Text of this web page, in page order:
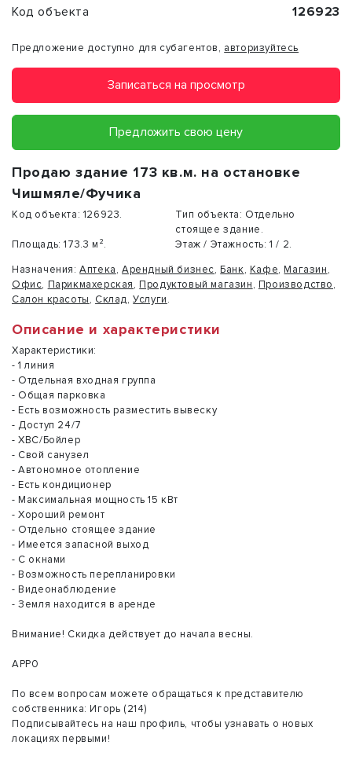
Код объекта 126923
Предложение доступно для субагентов, авторизуйтесь
Записаться на просмотр
Предложить свою цену
Продаю здание 173 кв.м. на остановке
Чишмяле/Фучика
Код объекта: 126923. Тип объекта: Отдельно
стоящее здание.
Площадь: 173.3 м². Этаж / Этажность: 1 / 2.
Назначения: Аптека,Арендный бизнес, Банк, Кафе, Магазин,
Офис, Парикмахерская, Продуктовый магазин, Производство,
Салон красоты, Склад,Услуги.
Описание и характеристики
Характеристики:
- 1 линия
- Отдельная входная группа
- Общая парковка
- Есть возможность разместить вывеску
- Доступ 24/7
- ХВС/Бойлер
- Свой санузел
- Автономное отопление
- Есть кондиционер
- Максимальная мощность 15 кВт
- Хороший ремонт
- Отдельно стоящее здание
- Имеется запасной выход
- С окнами
- Возможность перепланировки
- Видеонаблюдение
- Земля находится в аренде
Внимание! Скидка действует до начала весны.
АРР0
По всем вопросам можете обращаться к представителю
собственника: Игорь (214)
Подписывайтесь на наш профиль, чтобы узнавать о новых
локациях первыми!